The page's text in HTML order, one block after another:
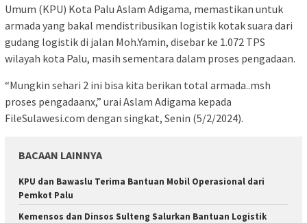
Umum (KPU) Kota Palu Aslam Adigama, memastikan untuk
armada yang bakal mendistribusikan logistik kotak suara dari
gudang logistik di jalan Moh.Yamin, disebar ke 1.072 TPS
wilayah kota Palu, masih sementara dalam proses pengadaan.
“Mungkin sehari 2 ini bisa kita berikan total armada..msh
proses pengadaanx,” urai Aslam Adigama kepada
FileSulawesi.com dengan singkat, Senin (5/2/2024).
BACAAN LAINNYA
KPU dan Bawaslu Terima Bantuan Mobil Operasional dari
Pemkot Palu
Kemensos dan Dinsos Sulteng Salurkan Bantuan Logistik